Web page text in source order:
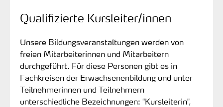
Qualifizierte Kursleiter/innen
Unsere Bildungsveranstaltungen werden von
freien Mitarbeiterinnen und Mitarbeitern
durchgeführt. Für diese Personen gibt es in
Fachkreisen der Erwachsenenbildung und unter
Teilnehmerinnen und Teilnehmern
unterschiedliche Bezeichnungen: "Kursleiterin",